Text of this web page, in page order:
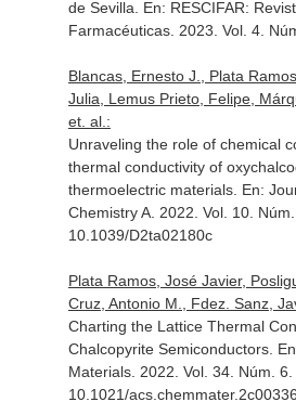
de Sevilla. En: RESCIFAR:
Farmacéuticas. 2023. Vol. 4.
Blancas, Ernesto J., Plata
Julia, Lemus Prieto, Felipe,
et. al.:
Unraveling the role of chemical
thermal conductivity of
thermoelectric materials. En:
Chemistry A. 2022. Vol. 10.
10.1039/D2ta02180c
Plata Ramos, José Javier,
Cruz, Antonio M., Fdez. Sanz,
Charting the Lattice Thermal
Chalcopyrite Semiconductors.
Materials. 2022. Vol. 34. Núm. 6.
10.1021/acs.chemmater.2c00336